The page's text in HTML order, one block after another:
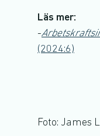
Läs mer:
-
(2024:6)
Foto: James